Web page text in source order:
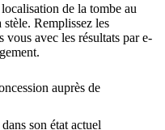
de la tombe au
Remplissez les
avec les résultats par e-
auprès de
son état actuel